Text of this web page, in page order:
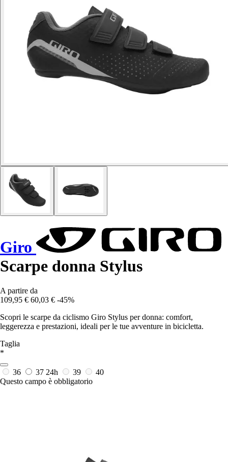
Giro
Scarpe donna Stylus
A partire da
109,95 € 60,03 € -45%
Scopri le scarpe da ciclismo Giro Stylus per donna: comfort,
leggerezza e prestazioni, ideali per le tue avventure in bicicletta.
Taglia
*
36 37 24h 39
40
Questo campo è obbligatorio